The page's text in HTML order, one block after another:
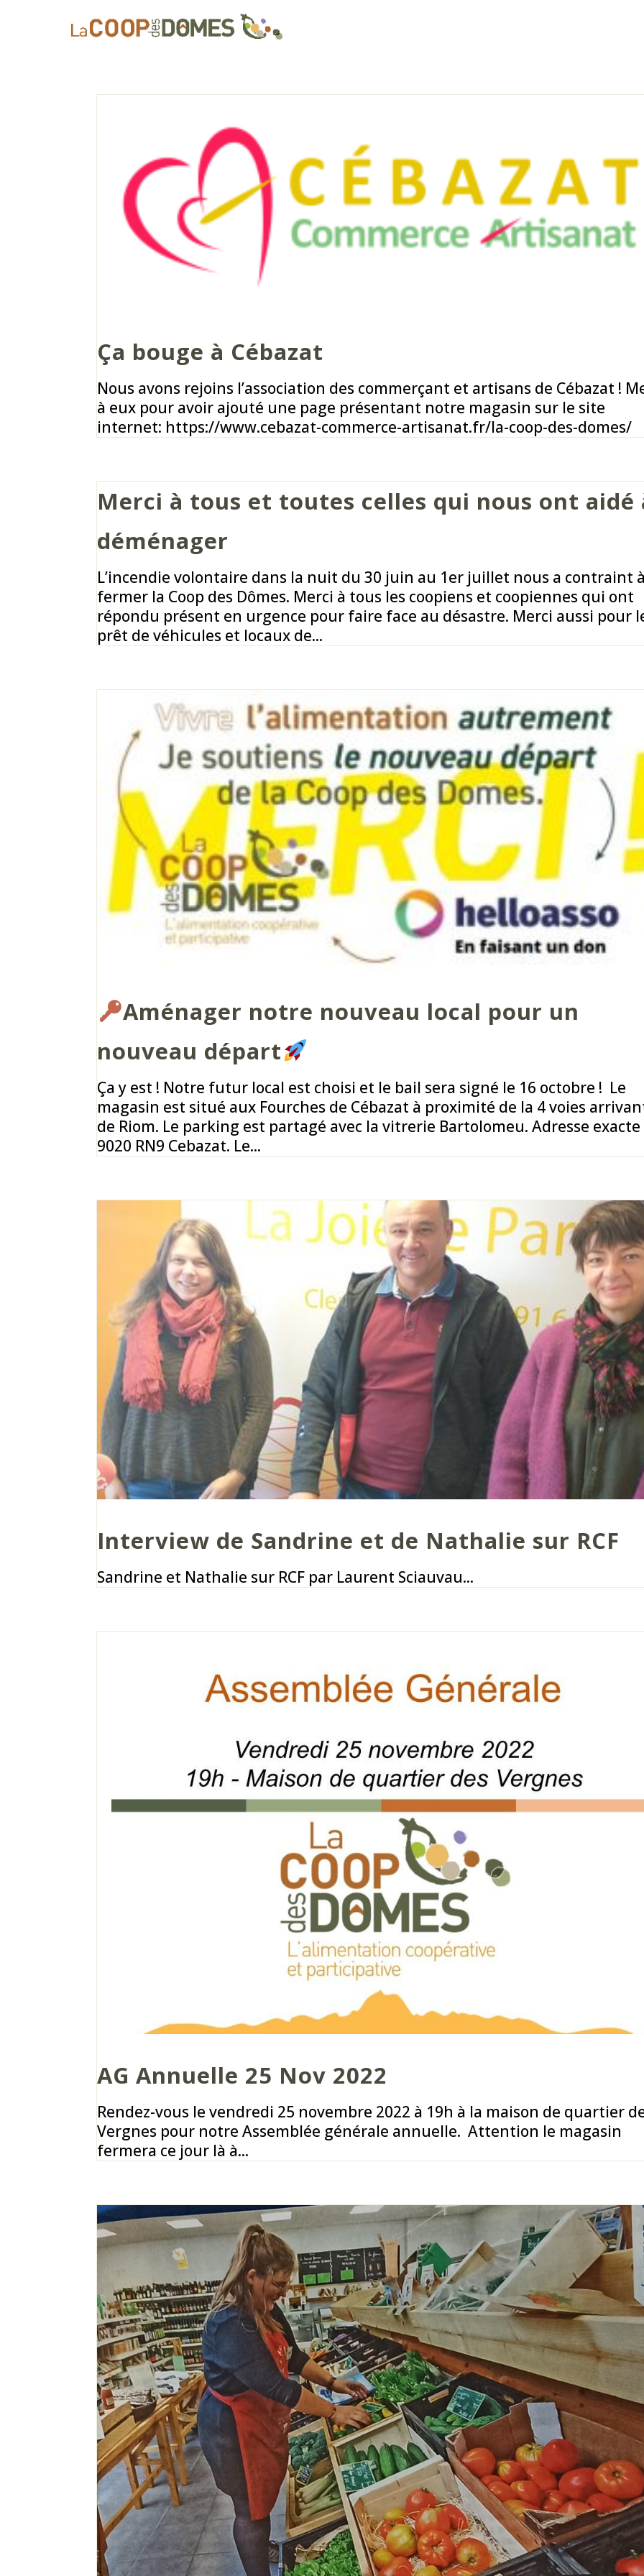
Ça bouge à Cébazat
Nous avons rejoins l’association des commerçant et artisans de Cébazat !
à eux pour avoir ajouté une page présentant notre magasin sur le site
internet: https://www.cebazat-commerce-artisanat.fr/la-coop-des-domes/
Merci à tous et toutes celles qui nous ont aidé
déménager
L’incendie volontaire dans la nuit du 30 juin au 1er juillet nous a contraint
fermer la Coop des Dômes. Merci à tous les coopiens et coopiennes qui ont
répondu présent en urgence pour faire face au désastre. Merci aussi pour
prêt de véhicules et locaux de...
Aménager notre nouveau local pour un
nouveau départ
Ça y est ! Notre futur local est choisi et le bail sera signé le 16 octobre ! Le
magasin est situé aux Fourches de Cébazat à proximité de la 4 voies
de Riom. Le parking est partagé avec la vitrerie Bartolomeu. Adresse exacte
9020 RN9 Cebazat. Le...
Interview de Sandrine et de Nathalie sur RCF
Sandrine et Nathalie sur RCF par Laurent Sciauvau...
AG Annuelle 25 Nov 2022
Rendez-vous le vendredi 25 novembre 2022 à 19h à la maison de quartier
Vergnes pour notre Assemblée générale annuelle. Attention le magasin
fermera ce jour là à...